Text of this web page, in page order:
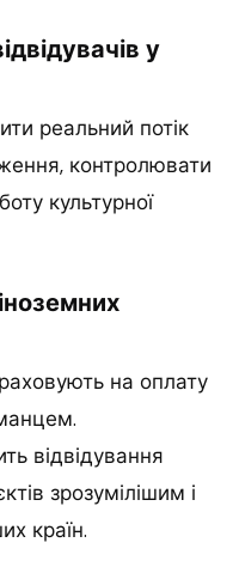
у
реальний потік
контролювати
культурної
на оплату
відвідування
зрозумілішим і
країн.